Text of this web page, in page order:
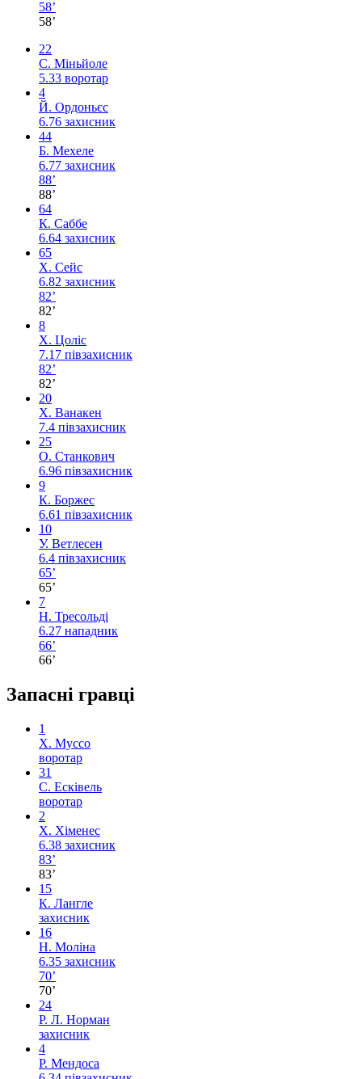
58’
58’
22
С. Міньйоле
5.33 воротар
4
Й. Ордоньєс
6.76 захисник
44
Б. Мехеле
6.77 захисник
88’
88’
64
К. Саббе
6.64 захисник
65
Х. Сейс
6.82 захисник
82’
82’
8
Х. Цоліс
7.17 півзахисник
82’
82’
20
Х. Ванакен
7.4 півзахисник
25
О. Станкович
6.96 півзахисник
9
К. Боржес
6.61 півзахисник
10
У. Ветлесен
6.4 півзахисник
65’
65’
7
Н. Тресольді
6.27 нападник
66’
66’
Запасні гравці
1
Х. Муссо
воротар
31
С. Есківель
воротар
2
Х. Хіменес
6.38 захисник
83’
83’
15
К. Лангле
захисник
16
Н. Моліна
6.35 захисник
70’
70’
24
Р. Л. Норман
захисник
4
Р. Мендоса